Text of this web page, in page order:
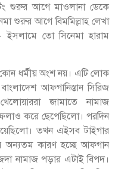
শুরুর আগে মাওলানা ডেকে
শুরুর আগে বিমমিল্লাহ লেখা
তো সিনেমা হারাম
ধর্মীয় অংশ নয়। এটি লোক
আফগানিস্তান সিরিজ
জামাতে নামাজ
করে ছেপেছিলো। পরদিন
তখন এইসব টাইগার
অন্যতম কারণ হচ্ছে আফগান
নামাজ পড়ার এটাই বিপদ।